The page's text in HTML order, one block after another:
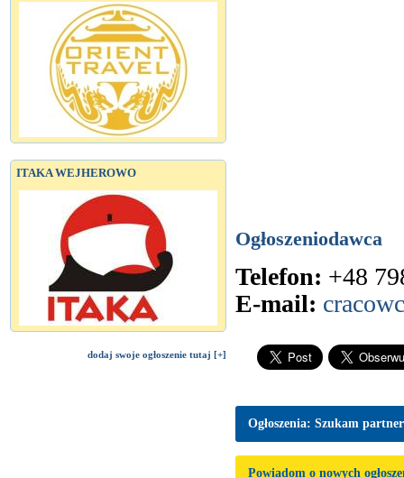
ITAKA WEJHEROWO
dodaj swoje ogłoszenie tutaj [+]
Ogłoszeniodawca
Telefon: +48
E-mail:
Ogłoszenia: Szukam
Powiadom o nowych